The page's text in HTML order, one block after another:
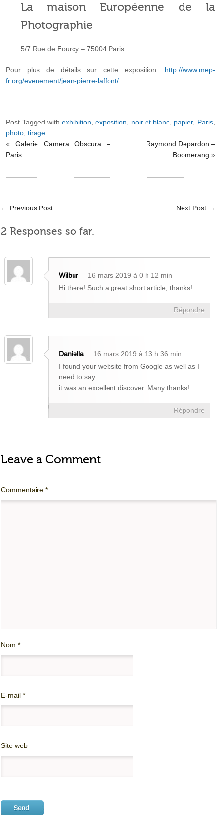
La maison Européenne de la
Photographie
5/7 Rue de Fourcy – 75004 Paris
Pour plus de détails sur cette exposition: http://www.mep-
fr.org/evenement/jean-pierre-laffont/
Post Tagged withexhibition ,exposition noir et blanc papier, Paris,
photo ,tirage
«Galerie Camera Obscura –
Paris
Raymond Depardon –
Boomerang »
← Previous Post Next Post →
2 Responses so far.
Wilbur
16 mars 2019 à 0 h 12 min
Hi there! Such a great short article, thanks!
Répondre
Daniella
16 mars 2019 à 13 h 36 min
I found your website from Google as well as I
need to say
it was an excellent discover. Many thanks!
Répondre
Leave a Comment
Commentaire*
Nom*
E-mail*
Site web